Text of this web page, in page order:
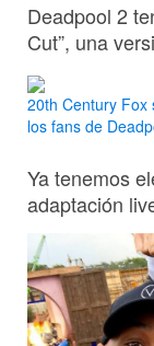
Deadpool 2
Cut”, una
20th Century Fox
los fans de
Ya tenemos
adaptación